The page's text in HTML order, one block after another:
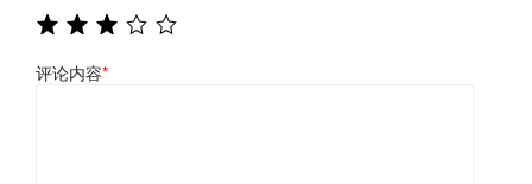
评论内容*